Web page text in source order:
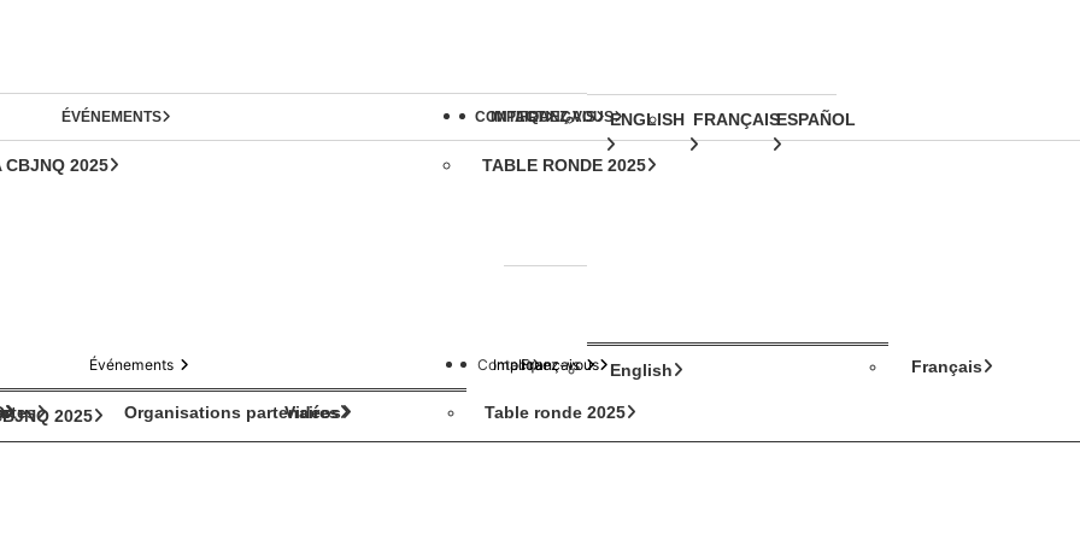
ÉVÉNEMENTS
CBJNQ 2025 TABLE RONDE 2025
CONTACT
IMPLIQUEZ-VOUS
FRANÇAIS ENGLISH FRANÇAISESPAÑOL
Organisations partenaires
Vidéos
Événements
2025 Table ronde 2025
Contact
Impliquez-vous
Français English Français